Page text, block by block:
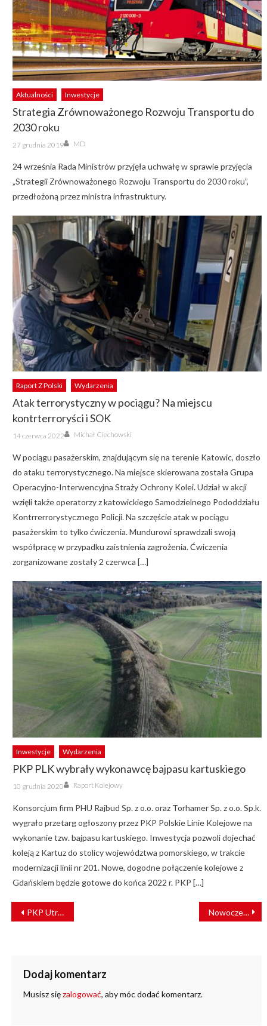
Aktualności Inwestycje
Strategia Zrównoważonego Rozwoju Transportu do
2030 roku
Posted
on
27 grudnia 2019 Author
MD
24 września Rada Ministrów przyjęła uchwałę w sprawie przyjęcia
„Strategii Zrównoważonego Rozwoju Transportu do 2030 roku”,
przedłożoną przez ministra infrastruktury.
Raport Z Polski Wydarzenia
Atak terrorystyczny w pociągu? Na miejscu
kontrterroryści i SOK
Posted
on
14 czerwca 2022 Author
Michał Ciechowski
W pociągu pasażerskim, znajdującym się na terenie Katowic, doszło
do ataku terrorystycznego. Na miejsce skierowana została Grupa
Operacyjno-Interwencyjna Straży Ochrony Kolei. Udział w akcji
wzięli także operatorzy z katowickiego Samodzielnego Pododdziału
Kontrrerrorystycznego Policji. Na szczęście atak w pociągu
pasażerskim to tylko ćwiczenia. Mundurowi sprawdzali swoją
współpracę w przypadku zaistnienia zagrożenia. Ćwiczenia
zorganizowane zostały 2 czerwca […]
Inwestycje Wydarzenia
PKP PLK wybrały wykonawcę bajpasu kartuskiego
Posted
on
10 grudnia 2020 Author
Raport Kolejowy
Konsorcjum firm PHU Rajbud Sp. z o.o. oraz Torhamer Sp. z o.o. Sp.k.
wygrało przetarg ogłoszony przez PKP Polskie Linie Kolejowe na
wykonanie tzw. bajpasu kartuskiego. Inwestycja pozwoli dojechać
koleją z Kartuz do stolicy województwa pomorskiego, w trakcie
modernizacji linii nr 201. Nowe, dogodne połączenie kolejowe z
Gdańskiem będzie gotowe do końca 2022 r. PKP […]
NAWIGACJA
WPISU
PKP Utrzymanie stoi na mocnych fundamentach Nowoczesne rozwiązania zapewniają podróżnym komfort
Dodaj komentarz
Musisz sięzalogować, aby móc dodać komentarz.